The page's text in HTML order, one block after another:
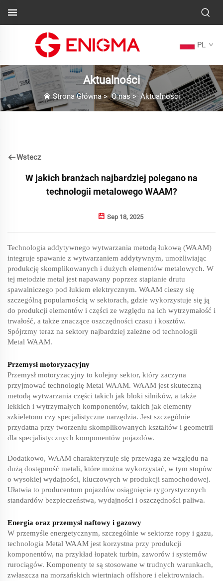
PL
Aktualności
Strona Główna>O nas>Aktualności
Wstecz
W jakich branżach najbardziej polegano na
technologii metalowego WAAM?
Sep 18, 2025
Technologia addytywnego wytwarzania metodą łukową (WAAM)
integruje spawanie z wytwarzaniem addytywnym, umożliwiając
produkcję skomplikowanych i dużych elementów metalowych. W
tej metodzie metal jest napawany poprzez stapianie drutu
spawalniczego pod łukiem elektrycznym. WAAM cieszy się
szczególną popularnością w sektorach, gdzie wykorzystuje się ją
do produkcji elementów i części ze względu na ich wytrzymałość i
trwałość, a także znaczące oszczędności czasu i kosztów.
Spójrzmy teraz na sektory najbardziej zależne od technologii
Metal WAAM.
Przemysł motoryzacyjny
Przemysł motoryzacyjny to kolejny sektor, który zaczyna
przyjmować technologię Metal WAAM. WAAM jest skuteczną
metodą wytwarzania części takich jak bloki silników, a także
lekkich i wytrzymałych komponentów, takich jak elementy
szkieletonu czy specjalistyczne narzędzia. Jest szczególnie
przydatna przy tworzeniu skomplikowanych kształtów i geometrii
dla specjalistycznych komponentów pojazdów.
Dodatkowo, WAAM charakteryzuje się przewagą ze względu na
dużą dostępność metali, które można wykorzystać, w tym stopów
o wysokiej wydajności, kluczowych w produkcji samochodowej.
Ułatwia to producentom pojazdów osiągnięcie rygorystycznych
standardów bezpieczeństwa, wydajności i oszczędności paliwa.
Energia oraz przemysł naftowy i gazowy
W przemyśle energetycznym, szczególnie w sektorze ropy i gazu,
technologia Metal WAAM jest korzystna przy produkcji
komponentów, na przykład łopatek turbin, zaworów i systemów
rurociągów. Komponenty te są stosowane w trudnych warunkach,
zwłaszcza na morzańskich wiertniach offshore i elektrowniach.